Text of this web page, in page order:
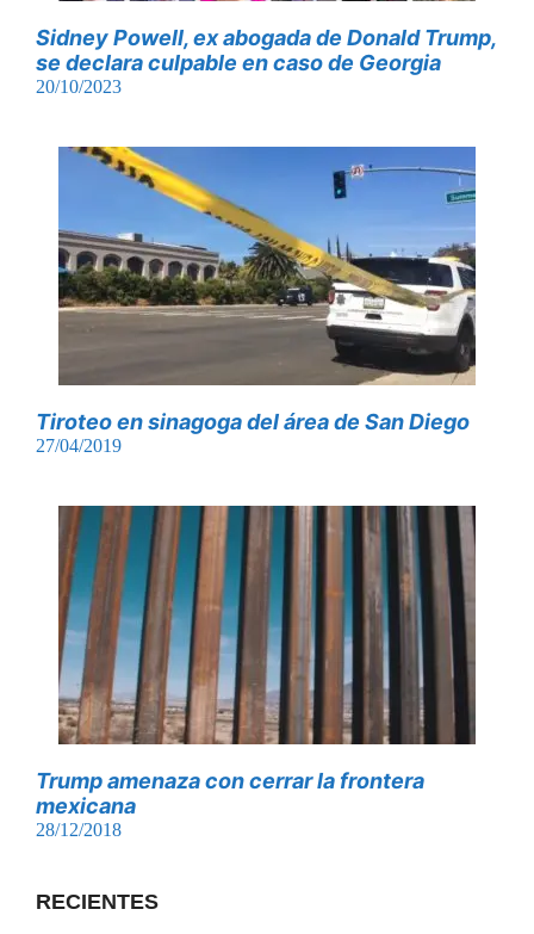
Sidney Powell, ex abogada de Donald Trump,
se declara culpable en caso de Georgia
20/10/2023
Tiroteo en sinagoga del área de San Diego
27/04/2019
Trump amenaza con cerrar la frontera
mexicana
28/12/2018
RECIENTES